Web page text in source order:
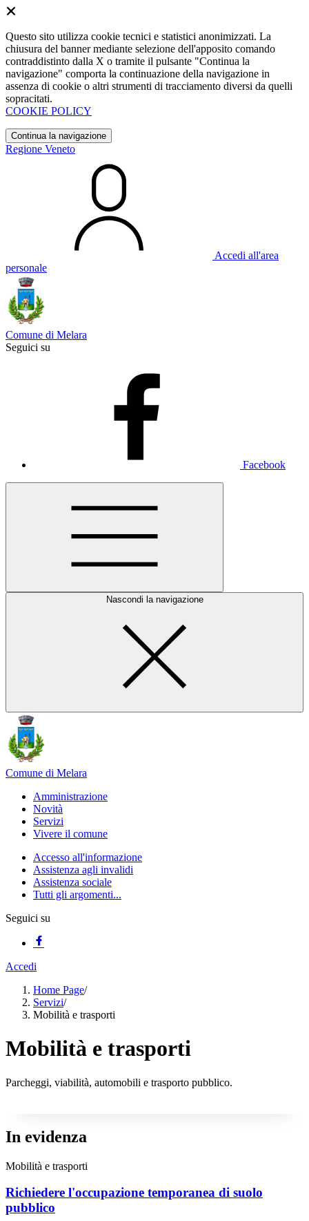
Questo sito utilizza cookie tecnici e statistici anonimizzati. La
chiusura del banner mediante selezione dell'apposito comando
contraddistinto dalla X o tramite il pulsante "Continua la
navigazione" comporta la continuazione della navigazione in
assenza di cookie o altri strumenti di tracciamento diversi da quelli
sopracitati.
COOKIE POLICY
Continua la navigazione
Regione Veneto
Accedi all'area
personale
Comune di Melara
Seguici su
Facebook
Nascondi la navigazione
Comune di Melara
Amministrazione
Novità
Servizi
Vivere il comune
Accesso all'informazione
Assistenza agli invalidi
Assistenza sociale
Tutti gli argomenti...
Seguici su
Accedi
Home Page/
Servizi/
Mobilità e trasporti
Mobilità e trasporti
Parcheggi, viabilità, automobili e trasporto pubblico.
In evidenza
Mobilità e trasporti
Richiedere l'occupazione temporanea di suolo
pubblico